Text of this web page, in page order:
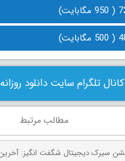
کانال تلگرام سایت دانلود روزانه
مطالب مرتبط